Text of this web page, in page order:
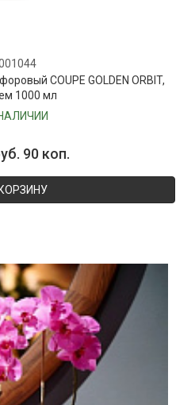
COUPE GOLDEN ORBIT,
1000 мл
90 коп.